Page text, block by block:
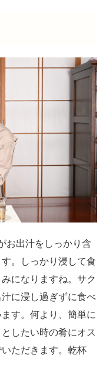
お出汁をしっかり含
。しっかり浸して食
になりますね。サク
に浸し過ぎずに食べ
す。何より、簡単に
したい時の肴にオス
ただきます。乾杯